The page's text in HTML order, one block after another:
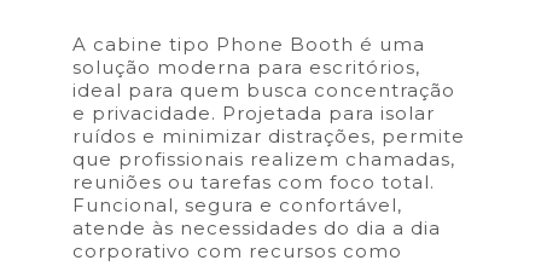
A cabine tipo Phone Booth é uma
solução moderna para escritórios,
ideal para quem busca concentração
e privacidade. Projetada para isolar
ruídos e minimizar distrações, permite
que profissionais realizem chamadas,
reuniões ou tarefas com foco total.
Funcional, segura e confortável,
atende às necessidades do dia a dia
corporativo com recursos como